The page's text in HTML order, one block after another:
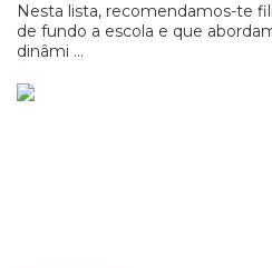
Nesta lista, recomendamos-te
de fundo a escola e que
dinâmi ...